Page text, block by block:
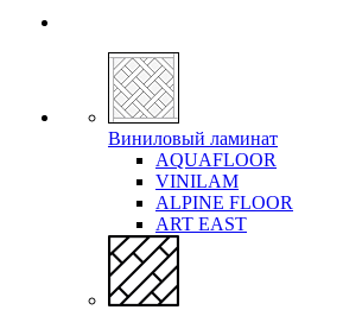
Виниловый ламинат
AQUAFLOOR
VINILAM
ALPINE FLOOR
ART EAST